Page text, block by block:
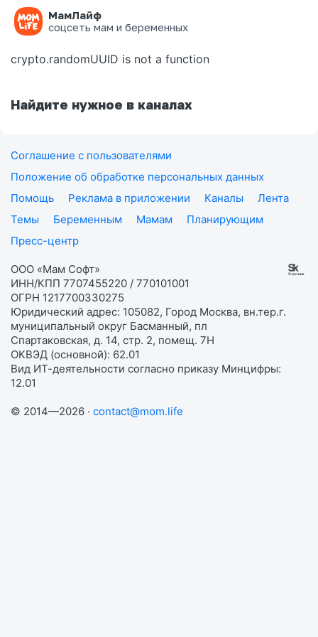
МамЛайф
соцсеть мам и беременных
Ошибка на странице
crypto.randomUUID is not a function
Найдите нужное в каналах
Соглашение с пользователями
Положение об обработке персональных данных
Помощь
Реклама в приложении Каналы
Лента
Темы
Беременным Мамам
Планирующим
Пресс-центр
ООО «Мам Софт»
ИНН/КПП 7707455220 / 770101001
ОГРН 1217700330275
Юридический адрес: 105082, Город Москва, вн.тер.г.
муниципальный округ Басманный, пл
Спартаковская, д. 14, стр. 2, помещ. 7Н
ОКВЭД (основной): 62.01
Вид ИТ-деятельности согласно приказу Минцифры:
12.01
© 2014—2026 · contact@mom.life